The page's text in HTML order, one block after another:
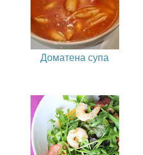
Доматена супа